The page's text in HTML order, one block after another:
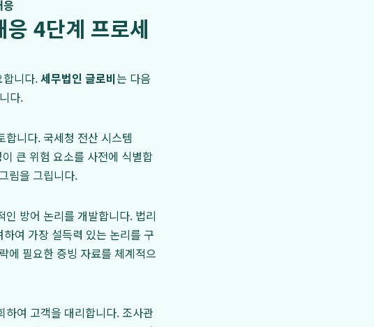
4단계 프로세
니다.세무법인 글로비는 다음
다.
니다. 국세청 전산 시스템
큰 위험 요소를 사전에 식별합
림을 그립니다.
방어 논리를 개발합니다. 법리
여 가장 설득력 있는 논리를 구
에 필요한 증빙 자료를 체계적으
여 고객을 대리합니다. 조사관